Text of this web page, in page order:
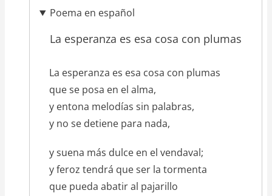
Poema en español
La esperanza es esa cosa con plumas
texto_poema
La esperanza es esa cosa con plumas
que se posa en el alma,
y entona melodías sin palabras,
y no se detiene para nada,
y suena más dulce en el vendaval;
y feroz tendrá que ser la tormenta
que pueda abatir al pajarillo